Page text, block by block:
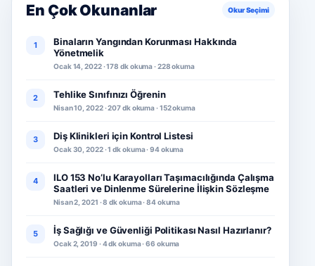
En Çok Okunanlar Okur Seçimi
1
Binaların Yangından Korunması Hakkında
Yönetmelik
Ocak 14, 2022 · 178 dk okuma · 228 okuma
2 Tehlike Sınıfınızı Öğrenin
Nisan 10, 2022 · 207 dk okuma · 152 okuma
3 Diş Klinikleri için Kontrol Listesi
Ocak 30, 2022 · 1 dk okuma · 94 okuma
4
ILO 153 No’lu Karayolları Taşımacılığında Çalışma
Saatleri ve Dinlenme Sürelerine İlişkin Sözleşme
Nisan 2, 2021 · 8 dk okuma · 84 okuma
5 İş Sağlığı ve Güvenliği Politikası Nasıl Hazırlanır?
Ocak 2, 2019 · 4 dk okuma · 66 okuma